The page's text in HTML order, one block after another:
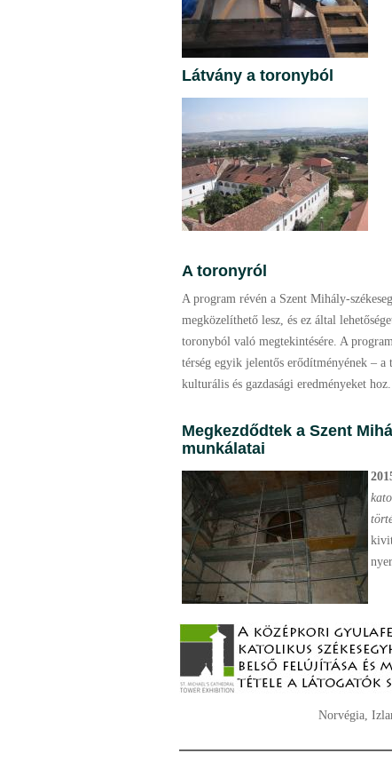
Látvány a toronyból
A toronyról
A program révén a Szent Mihály-
megközelíthető lesz, és ez által
toronyból való megtekintésére. A
térség egyik jelentős erődítményének –
kulturális és gazdasági eredményeket hoz.
Megkezdődtek a Szent
munkálatai
Norvégia,